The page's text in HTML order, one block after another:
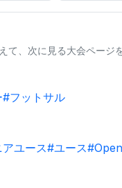
て、次に見る大会ページ
#フットサル
ユース#ユース#Open